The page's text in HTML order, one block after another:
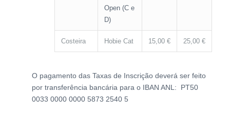
Open (C e
D)
Costeira Hobie Cat 15,00 € 25,00 €
O pagamento das Taxas de Inscrição deverá ser feito
por transferência bancária para o IBAN ANL: PT50
0033 0000 0000 5873 2540 5